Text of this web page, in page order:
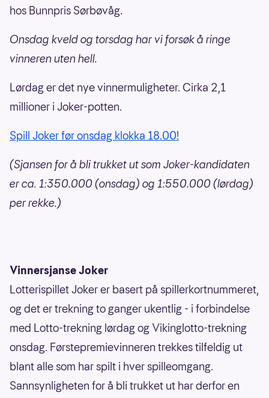
hos Bunnpris Sørbøvåg.
Onsdag kveld og torsdag har vi forsøk å ringe
vinneren uten hell.
Lørdag er det nye vinnermuligheter. Cirka 2,1
millioner i Joker-potten.
Spill Joker før onsdag klokka 18.00!
(Sjansen for å bli trukket ut som Joker-kandidaten
er ca. 1:350.000 (onsdag) og 1:550.000 (lørdag)
per rekke.)
Vinnersjanse Joker
Lotterispillet Joker er basert på spillerkortnummeret,
og det er trekning to ganger ukentlig - i forbindelse
med Lotto-trekning lørdag og Vikinglotto-trekning
onsdag. Førstepremievinneren trekkes tilfeldig ut
blant alle som har spilt i hver spilleomgang.
Sannsynligheten for å bli trukket ut har derfor en